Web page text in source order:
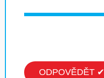
ODPOVĚDĚT ✔